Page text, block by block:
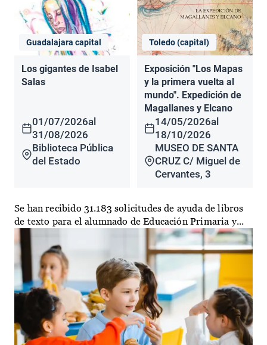
Guadalajara capital
Los gigantes de Isabel
Salas
01/07/2026al
31/08/2026
Biblioteca Pública
del Estado
Toledo (capital)
Exposición "Los Mapas
y la primera vuelta al
mundo". Expedición de
Magallanes y Elcano
14/05/2026al
18/10/2026
MUSEO DE SANTA
CRUZ C/ Miguel de
Cervantes, 3
Se han recibido 31.183 solicitudes de ayuda de libros
de texto para el alumnado de Educación Primaria y...